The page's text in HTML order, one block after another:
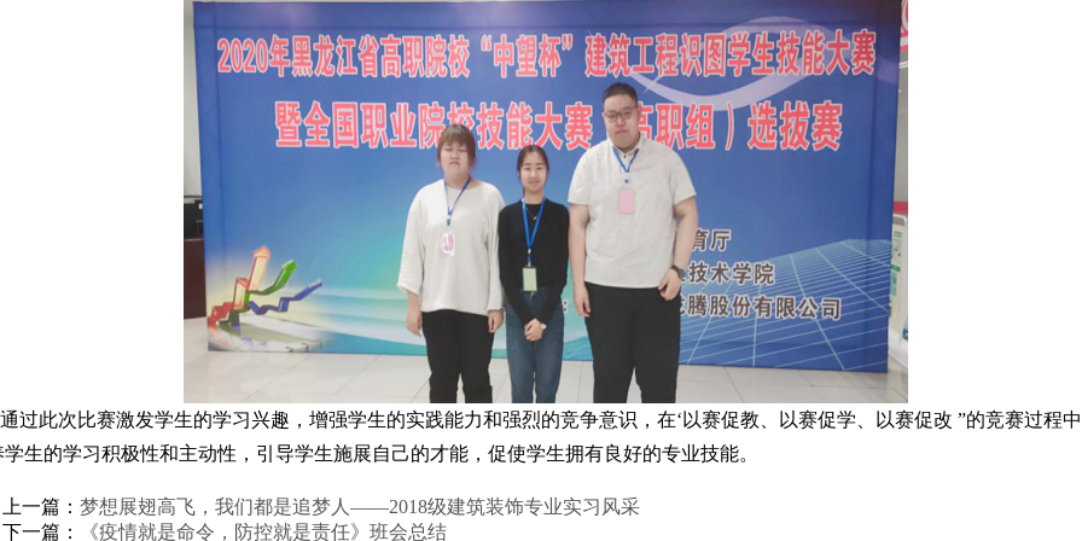
此次比赛激发学生的学习兴趣，增强学生的实践能力和强烈的竞争意识，在‘以赛促教、以赛促学、以赛促改 ”的竞赛过程
学生的学习积极性和主动性，引导学生施展自己的才能，促使学生拥有良好的专业技能。
上一篇： 梦想展翅高飞，我们都是追梦人——2018级建筑装饰专业实习风采
下一篇：
《疫情就是命令，防控就是责任》班会总结